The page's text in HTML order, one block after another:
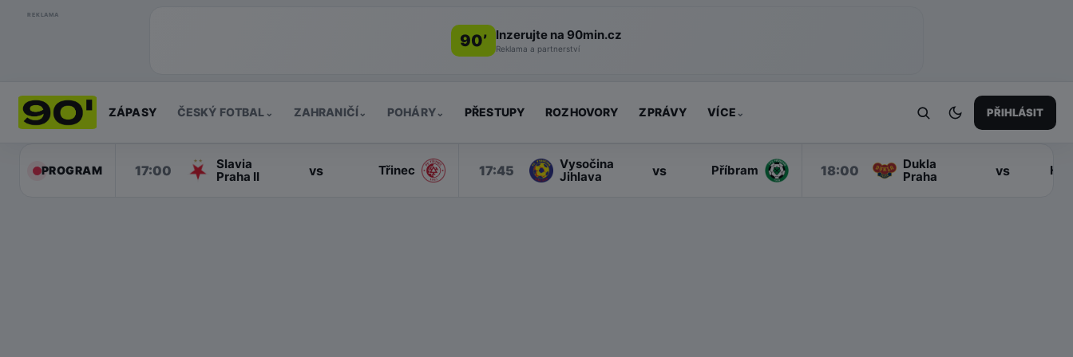
REKLAMA
90’ Inzerujte na 90min.cz
Reklama a partnerství
ZÁPASY ČESKÝ FOTBAL ⌄ ZAHRANIČÍ ⌄ POHÁRY⌄ PŘESTUPY ROZHOVORY ZPRÁVY VÍCE ⌄ PŘIHLÁSIT
PROGRAM 17:00
Slavia
Praha II
vs Třinec 17:45
Vysočina
Jihlava
vs Příbram 18:00
Dukla
Praha
vs